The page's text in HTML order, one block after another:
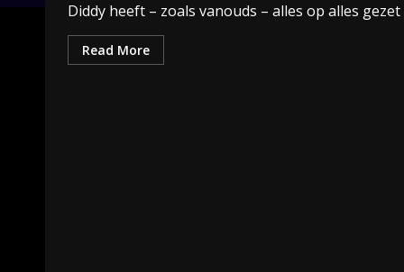
Diddy heeft – zoals vanouds – alles op alles
Read More